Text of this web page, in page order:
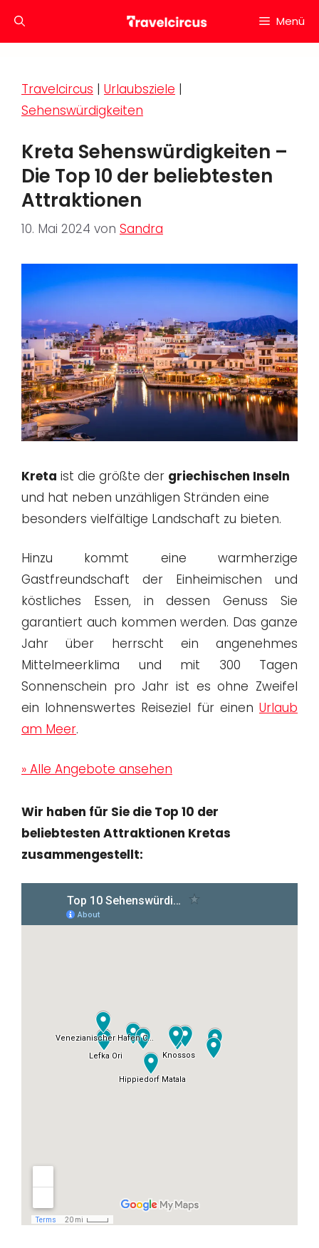
Inhalt
Menü
Travelcircus | Urlaubsziele |
Sehenswürdigkeiten
Kreta Sehenswürdigkeiten –
Die Top 10 der beliebtesten
Attraktionen
10. Mai 2024 von Sandra
Kreta ist die größte der griechischen Inseln
und hat neben unzähligen Stränden eine
besonders vielfältige Landschaft zu bieten.
Hinzu kommt eine warmherzige
Gastfreundschaft der Einheimischen und
köstliches Essen, in dessen Genuss Sie
garantiert auch kommen werden. Das ganze
Jahr über herrscht ein angenehmes
Mittelmeerklima und mit 300 Tagen
Sonnenschein pro Jahr ist es ohne Zweifel
ein lohnenswertes Reiseziel für einen Urlaub
am Meer.
» Alle Angebote ansehen
Wir haben für Sie die Top 10 der
beliebtesten Attraktionen Kretas
zusammengestellt: